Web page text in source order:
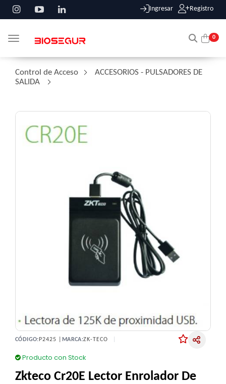
Ingresar Registro
0
Toggle navigation
Control de Acceso
ACCESORIOS - PULSADORES DE
SALIDA
CÓDIGO: P2425 | MARCA:ZK-TECO
Producto con Stock
Zkteco Cr20E Lector Enrolador De